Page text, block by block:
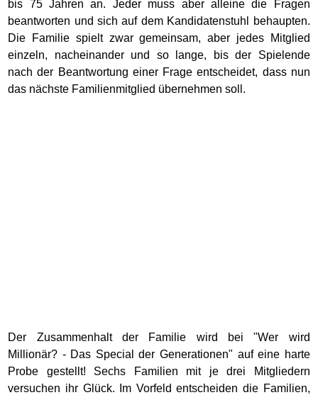
bis 75 Jahren an. Jeder muss aber alleine die Fragen
beantworten und sich auf dem Kandidatenstuhl behaupten.
Die Familie spielt zwar gemeinsam, aber jedes Mitglied
einzeln, nacheinander und so lange, bis der Spielende
nach der Beantwortung einer Frage entscheidet, dass nun
das nächste Familienmitglied übernehmen soll.
Der Zusammenhalt der Familie wird bei "Wer wird
Millionär? - Das Special der Generationen" auf eine harte
Probe gestellt! Sechs Familien mit je drei Mitgliedern
versuchen ihr Glück. Im Vorfeld entscheiden die Familien,